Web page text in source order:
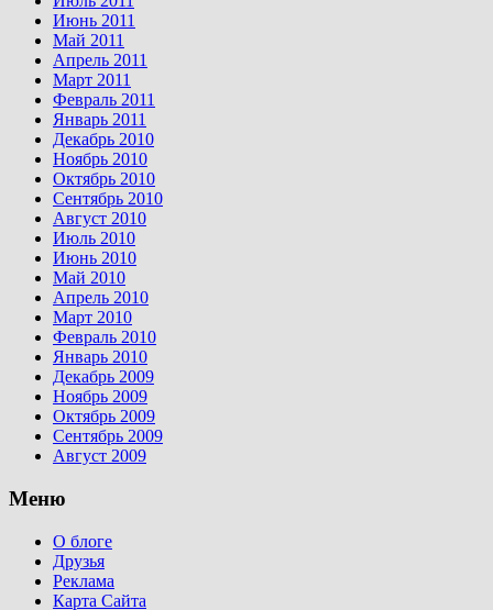
Июнь 2011
Май 2011
Апрель 2011
Март 2011
Февраль 2011
Январь 2011
Декабрь 2010
Ноябрь 2010
Октябрь 2010
Сентябрь 2010
Август 2010
Июль 2010
Июнь 2010
Май 2010
Апрель 2010
Март 2010
Февраль 2010
Январь 2010
Декабрь 2009
Ноябрь 2009
Октябрь 2009
Сентябрь 2009
Август 2009
Меню
О блоге
Друзья
Реклама
Карта Сайта